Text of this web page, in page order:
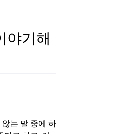
야기해
는 말 중에 하